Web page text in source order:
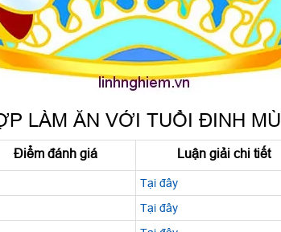
LÀM ĂN VỚI TUỔI ĐINH MÙI
Điểm đánh giá Luận giải chi tiết
Tại đây
Tại đây